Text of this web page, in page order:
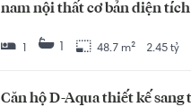
nam nội thất cơ bản diện tích
1 48.7 m² 2.45 tỷ
Căn hộ D-Aqua thiết kế sang